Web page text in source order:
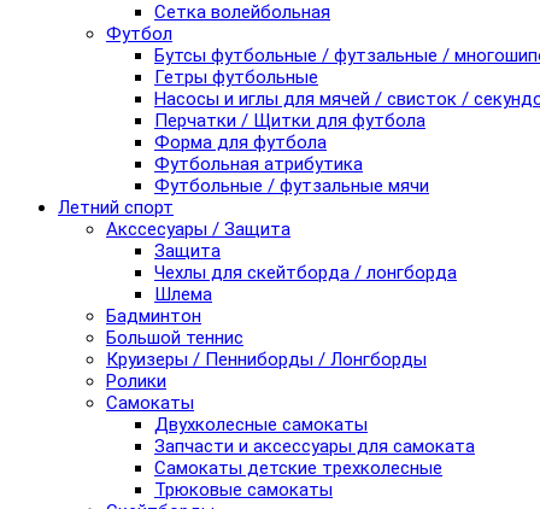
Сетка волейбольная
Футбол
Бутсы футбольные / футзальные /
Гетры футбольные
Насосы и иглы для мячей / свисток /
Перчатки / Щитки для футбола
Форма для футбола
Футбольная атрибутика
Футбольные / футзальные мячи
Летний спорт
Акссесуары / Защита
Защита
Чехлы для скейтборда / лонгборда
Шлема
Бадминтон
Большой теннис
Круизеры / Пенниборды / Лонгборды
Ролики
Самокаты
Двухколесные самокаты
Запчасти и аксессуары для самоката
Самокаты детские трехколесные
Трюковые самокаты